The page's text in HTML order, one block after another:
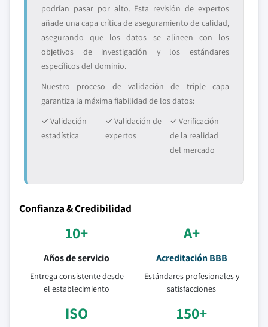
podrían pasar por alto. Esta revisión de expertos
añade una capa crítica de aseguramiento de calidad,
asegurando que los datos se alineen con los
objetivos de investigación y los estándares
específicos del dominio.
Nuestro proceso de validación de triple capa
garantiza la máxima fiabilidad de los datos:
✓ Validación
estadística
✓ Validación de
expertos
✓ Verificación
de la realidad
del mercado
Confianza & Credibilidad
10+
Años de servicio
Entrega consistente desde
el establecimiento
A+
Acreditación BBB
Estándares profesionales y
satisfacciones
ISO 150+